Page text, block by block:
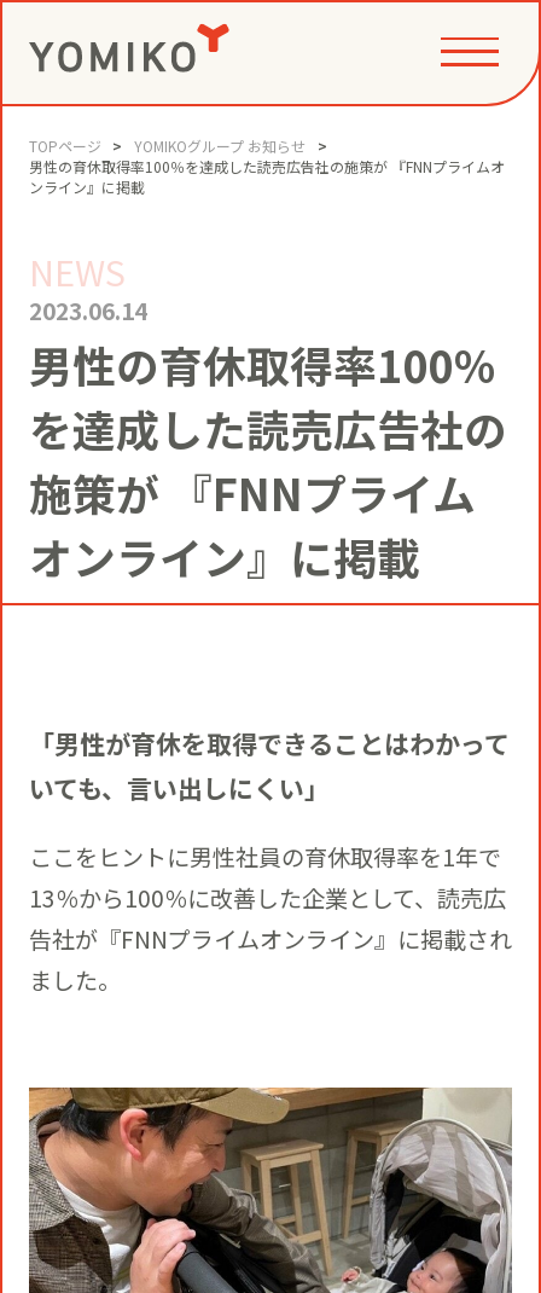
PHILOSOPHY
GAME CHANGE PARTNER
VI
YOMIKOグループ ビジョン・パーパ
VALUE CREATION
コミュニティクリエイション®
事例
コミュニティクリエイションの仕掛け
人
NEWS
ニュースリリース
お知らせ
SERVICE
CIVIC PRIDE®コンサルティング
デジタルコンサルティング
ビジネスデベロップメント
マーケティング
アクティベーション
メディアビジネス
SUSTAINABILITY
方針
推進体制
環境
ガバナンス
CSR
社長メッセージ
会社概要
当社の歩み
役員一覧
本社・支社アクセス
グループ会社
RECRUIT
新卒採用
カムバック採用
障がい者採用
TOPページ
YOMIKOグループ お知らせ
男性の育休取得率100％を達成した読売広告社の施策が 『FNNプライムオ
ンライン』に掲載
NEWS
2023.06.14
男性の育休取得率100％
を達成した読売広告社の
施策が 『FNNプライム
オンライン』に掲載
「男性が育休を取得できることはわかって
いても、言い出しにくい」
ここをヒントに男性社員の育休取得率を1年で
13％から100％に改善した企業として、読売広
告社が『FNNプライムオンライン』に掲載され
ました。